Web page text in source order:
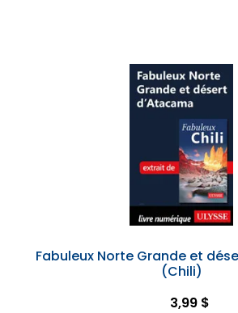
Fabuleux Norte Grande et
(Chili)
3,99 $